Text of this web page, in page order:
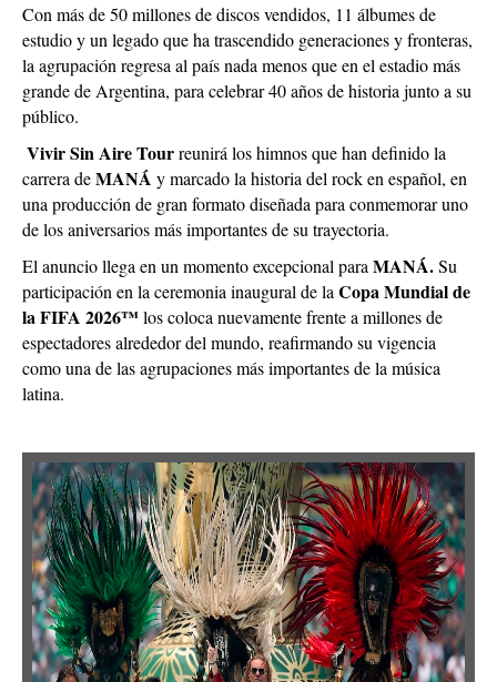
Con más de 50 millones de discos vendidos, 11 álbumes de
estudio y un legado que ha trascendido generaciones y fronteras,
la agrupación regresa al país nada menos que en el estadio más
grande de Argentina, para celebrar 40 años de historia junto a su
público.
Vivir Sin Aire Tourreunirá los himnos que han definido la
carrera deMANÁ y marcado la historia del rock en español, en
una producción de gran formato diseñada para conmemorar uno
de los aniversarios más importantes de su trayectoria.
El anuncio llega en un momento excepcional para MANÁ.Su
participación en la ceremonia inaugural de la Copa Mundial de
la FIFA 2026™los coloca nuevamente frente a millones de
espectadores alrededor del mundo, reafirmando su vigencia
como una de las agrupaciones más importantes de la música
latina.